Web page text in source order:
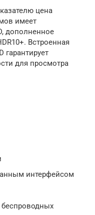
цена
имеет
дополненное
Встроенная
гарантирует
для просмотра
интерфейсом